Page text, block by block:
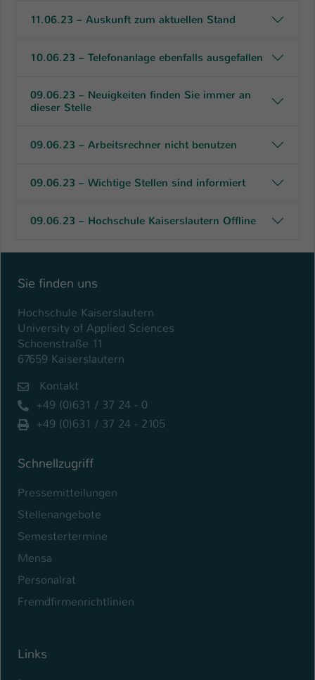
11.06.23 – Auskunft zum aktuellen Stand
10.06.23 – Telefonanlage ebenfalls ausgefallen
09.06.23 – Neuigkeiten finden Sie immer an
dieser Stelle
09.06.23 – Arbeitsrechner nicht benutzen
09.06.23 – Wichtige Stellen sind informiert
09.06.23 – Hochschule Kaiserslautern Offline
Sie finden uns
Hochschule Kaiserslautern
University of Applied Sciences
Schoenstraße 11
67659 Kaiserslautern
Kontakt
+49 (0)631 / 37 24 - 0
+49 (0)631 / 37 24 - 2105
Schnellzugriff
Pressemitteilungen
Stellenangebote
Semestertermine
Mensa
Personalrat
Fremdfirmenrichtlinien
Links